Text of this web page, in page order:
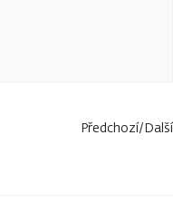
Předchozí/Další